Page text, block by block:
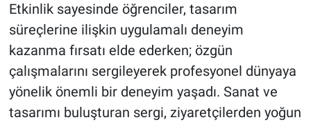
Etkinlik sayesinde öğrenciler, tasarım
süreçlerine ilişkin uygulamalı deneyim
kazanma fırsatı elde ederken; özgün
çalışmalarını sergileyerek profesyonel dünyaya
yönelik önemli bir deneyim yaşadı. Sanat ve
tasarımı buluşturan sergi, ziyaretçilerden yoğun